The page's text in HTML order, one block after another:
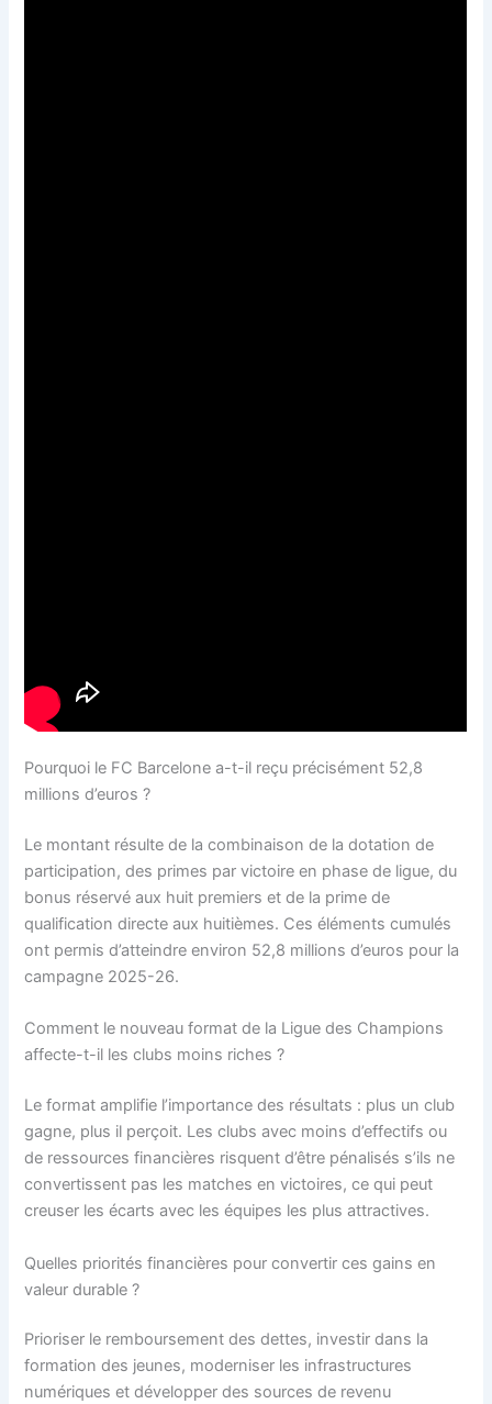
Pourquoi le FC Barcelone a-t-il reçu précisément 52,8
millions d’euros ?
Le montant résulte de la combinaison de la dotation de
participation, des primes par victoire en phase de ligue, du
bonus réservé aux huit premiers et de la prime de
qualification directe aux huitièmes. Ces éléments cumulés
ont permis d’atteindre environ 52,8 millions d’euros pour la
campagne 2025-26.
Comment le nouveau format de la Ligue des Champions
affecte-t-il les clubs moins riches ?
Le format amplifie l’importance des résultats : plus un club
gagne, plus il perçoit. Les clubs avec moins d’effectifs ou
de ressources financières risquent d’être pénalisés s’ils ne
convertissent pas les matches en victoires, ce qui peut
creuser les écarts avec les équipes les plus attractives.
Quelles priorités financières pour convertir ces gains en
valeur durable ?
Prioriser le remboursement des dettes, investir dans la
formation des jeunes, moderniser les infrastructures
numériques et développer des sources de revenu